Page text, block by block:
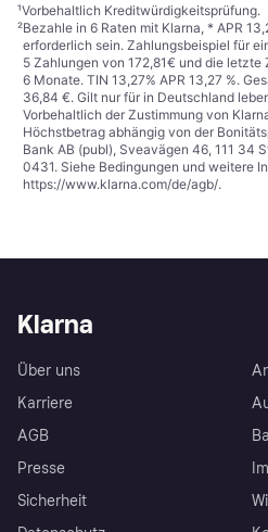
¹Vorbehaltlich Kreditwürdigkeitsprüfung.
²Bezahle in 6 Raten mit Klarna, * APR
erforderlich sein. Zahlungsbeispiel für
5 Zahlungen von 172,81€ und die
6 Monate. TIN 13,27% APR 13,27 %.
36,84 €. Gilt nur für in Deutschland
Vorbehaltlich der Zustimmung von
Höchstbetrag abhängig von der
Bank AB (publ), Sveavägen 46, 111 34
0431. Siehe Bedingungen und weitere
https://www.klarna.com/de/agb/.
Klarna
Über uns
Karriere
AGB
Presse
Sicherheit